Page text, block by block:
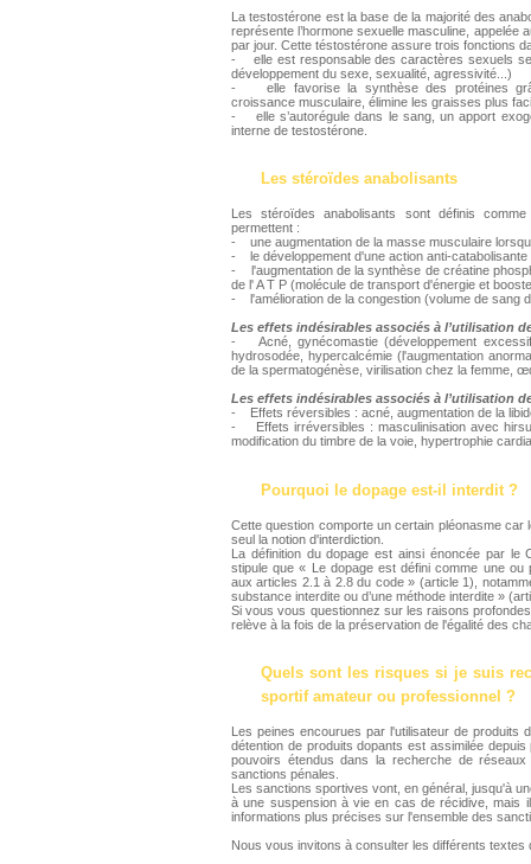
La testostérone est la base de la majorité des
représente l’hormone sexuelle masculine,
par jour. Cette téstostérone assure trois fonctions
- elle est responsable des caractères sexuels
développement du sexe, sexualité, agressivité...)
- elle favorise la synthèse des protéines
croissance musculaire, élimine les graisses plus
- elle s’autorégule dans le sang, un apport
interne de testostérone.
Les stéroïdes anabolisants
Les stéroïdes anabolisants sont définis
permettent :
- une augmentation de la masse musculaire
- le développement d'une action anti-catabolisante
- l'augmentation de la synthèse de créatine
de l' A T P (molécule de transport d'énergie et
- l'amélioration de la congestion (volume de sang
Les effets indésirables associés à l’utilisation
- Acné, gynécomastie (développement excessif
hydrosodée, hypercalcémie (l'augmentation
de la spermatogénèse, virilisation chez la femme,
Les effets indésirables associés à l’utilisation
- Effets réversibles : acné, augmentation de la
- Effets irréversibles : masculinisation avec
modification du timbre de la voie, hypertrophie
Pourquoi le dopage est-il interdit ?
Cette question comporte un certain pléonasme car
seul la notion d'interdiction.
La définition du dopage est ainsi énoncée par le
stipule que « Le dopage est défini comme une
aux articles 2.1 à 2.8 du code » (article 1),
substance interdite ou d’une méthode interdite »
Si vous vous questionnez sur les raisons
relève à la fois de la préservation de l'égalité des
Quels sont les risques si je suis
sportif amateur ou professionnel ?
Les peines encourues par l'utilisateur de produits
détention de produits dopants est assimilée
pouvoirs étendus dans la recherche de
sanctions pénales.
Les sanctions sportives vont, en général, jusqu'à
à une suspension à vie en cas de récidive, mais
informations plus précises sur l'ensemble des
Nous vous invitons à consulter les différents textes